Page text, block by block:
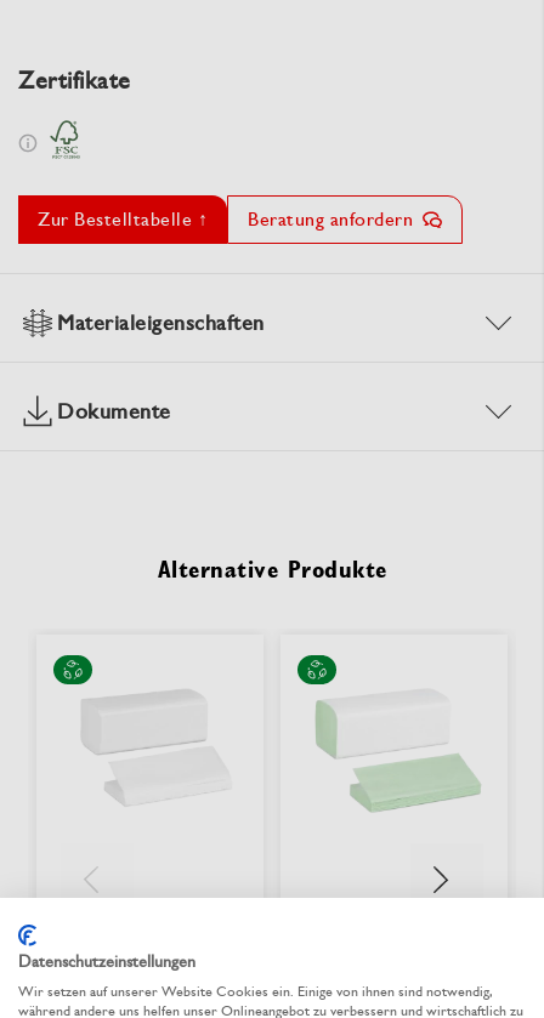
Zertifikate
Zur Bestelltabelle ↑ Beratung anfordern
Materialeigenschaften
Dokumente
Alternative Produkte
Zum Produkt Zum Produkt
Datenschutzeinstellungen
Wir setzen auf unserer Website Cookies ein. Einige von ihnen sind notwendig,
während andere uns helfen unser Onlineangebot zu verbessern und wirtschaftlich zu